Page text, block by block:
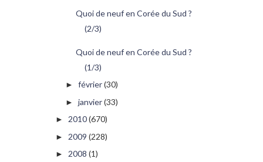
Quoi de neuf en Corée du Sud ?
(2/3)
Quoi de neuf en Corée du Sud ?
(1/3)
► février(30)
► janvier(33)
► 2010(670)
► 2009 (228)
► 2008 (1)